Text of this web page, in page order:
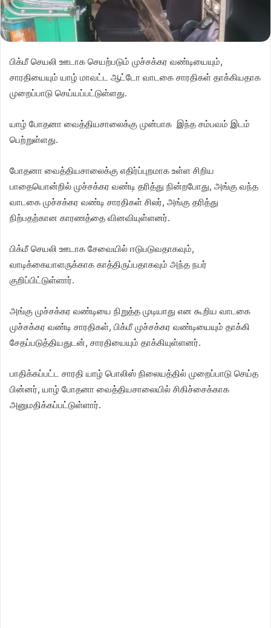
பிக்மீ செயலி ஊடாக செயற்படும் முச்சக்கர வண்டியையும்,
சாரதியையும் யாழ் மாவட்ட ஆட்டோ வாடகை சாரதிகள் தாக்கியதாக
முறைப்பாடு செய்யப்பட்டுள்ளது.
யாழ் போதனா வைத்தியசாலைக்கு முன்பாக இந்த சம்பவம் இடம்
பெற்றுள்ளது.
போதனா வைத்தியசாலைக்கு எதிர்ப்புறமாக உள்ள சிறிய
பாதையொன்றில் முச்சக்கர வண்டி தரித்து நின்றபோது, அங்கு வந்த
வாடகை முச்சக்கர வண்டி சாரதிகள் சிலர், அங்கு தரித்து
நிற்பதற்கான காரணத்தை வினவியுள்ளனர்.
பிக்மீ செயலி ஊடாக சேவையில் ஈடுபடுவதாகவும்,
வாடிக்கையாளருக்காக காத்திருப்பதாகவும் அந்த நபர்
குறிப்பிட்டுள்ளார்.
அங்கு முச்சக்கர வண்டியை நிறுத்த முடியாது என கூறிய வாடகை
முச்சக்கர வண்டி சாரதிகள், பிக்மீ முச்சக்கர வண்டியையும் தாக்கி
சேதப்படுத்தியதுடன், சாரதியையும் தாக்கியுள்ளனர்.
பாதிக்கப்பட்ட சாரதி யாழ் பொலிஸ் நிலையத்தில் முறைப்பாடு செய்த
பின்னர், யாழ் போதனா வைத்தியசாலையில் சிகிச்சைக்காக
அனுமதிக்கப்பட்டுள்ளார்.